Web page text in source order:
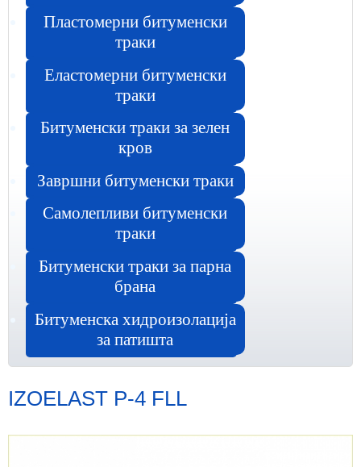
Пластомерни битуменски
траки
Еластомерни битуменски
траки
Битуменски траки за зелен
кров
Завршни битуменски траки
Самолепливи битуменски
траки
Битуменски траки за парна
брана
Битуменска хидроизолација
за патишта
IZOELAST P-4 FLL